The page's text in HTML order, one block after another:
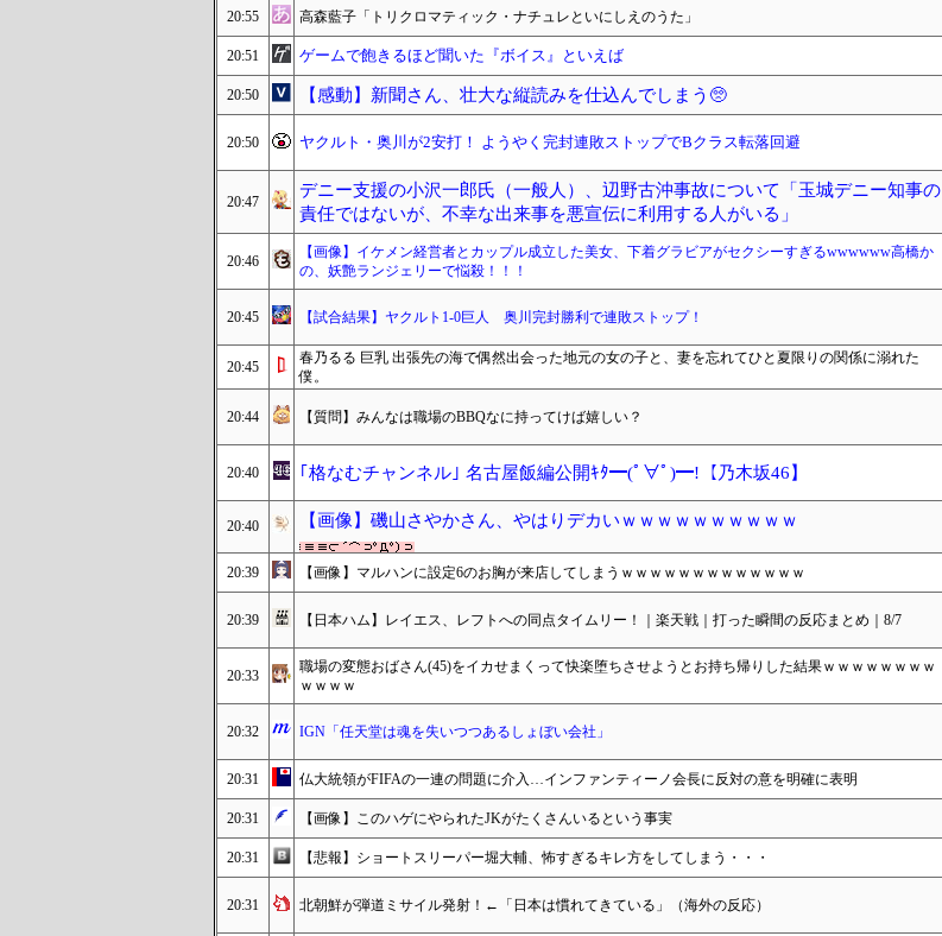
20:55 高森藍子「トリクロマティック・ナチュレといにしえのうた」
20:51 ゲームで飽きるほど聞いた『ボイス』といえば
20:50 【感動】新聞さん、壮大な縦読みを仕込んでしまう🥺
20:50 ヤクルト・奥川が2安打！ ようやく完封連敗ストップでBクラス転落回避
20:47
デニー支援の小沢一郎氏（一般人）、辺野古沖事故について「玉城デニー知事の
責任ではないが、不幸な出来事を悪宣伝に利用する人がいる」
20:46
【画像】イケメン経営者とカップル成立した美女、下着グラビアがセクシーすぎるwwwwww高橋か
の、妖艶ランジェリーで悩殺！！！
20:45 【試合結果】ヤクルト1-0巨人 奥川完封勝利で連敗ストップ！
20:45
春乃るる 巨乳 出張先の海で偶然出会った地元の女の子と、妻を忘れてひと夏限りの関係に溺れた
僕。
20:44 【質問】みんなは職場のBBQなに持ってけば嬉しい？
20:40 ｢格なむチャンネル｣ 名古屋飯編公開ｷﾀ━(ﾟ∀ﾟ)━!【乃木坂46】
20:40 【画像】磯山さやかさん、やはりデカいｗｗｗｗｗｗｗｗｗｗ
20:39 【画像】マルハンに設定6のお胸が来店してしまうｗｗｗｗｗｗｗｗｗｗｗｗｗ
20:39 【日本ハム】レイエス、レフトへの同点タイムリー！｜楽天戦｜打った瞬間の反応まとめ｜8/7
20:33
職場の変態おばさん(45)をイカせまくって快楽堕ちさせようとお持ち帰りした結果ｗｗｗｗｗｗｗｗ
ｗｗｗｗ
20:32 IGN「任天堂は魂を失いつつあるしょぼい会社」
20:31 仏大統領がFIFAの一連の問題に介入…インファンティーノ会長に反対の意を明確に表明
20:31 【画像】このハゲにやられたJKがたくさんいるという事実
20:31 【悲報】ショートスリーパー堀大輔、怖すぎるキレ方をしてしまう・・・
20:31 北朝鮮が弾道ミサイル発射！←「日本は慣れてきている」（海外の反応）